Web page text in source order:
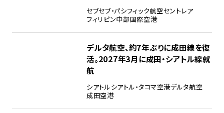
セブセブ・パシフィック航空セントレア
フィリピン中部国際空港
デルタ航空、約7年ぶりに成田線を復
活。2027年3月に成田・シアトル線就
航
シアトルシアトル・タコマ空港デルタ航空
成田空港